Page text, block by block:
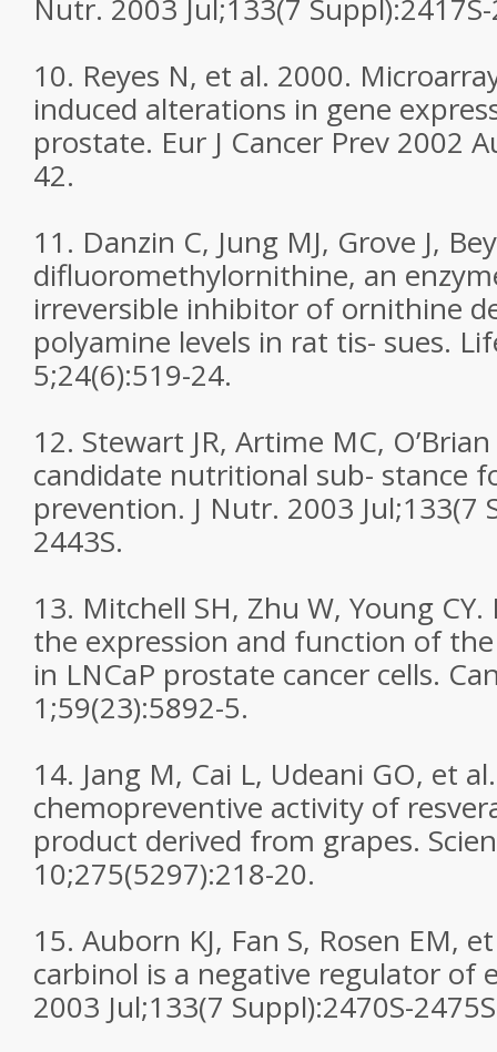
Nutr. 2003 Jul;133(7
10. Reyes N, et al. 2000.
induced alterations in gene
prostate. Eur J Cancer Prev 2002
42.
11. Danzin C, Jung MJ, Grove J,
difluoromethylornithine, an
irreversible inhibitor of ornithine
polyamine levels in rat tis- sues.
5;24(6):519-24.
12. Stewart JR, Artime MC,
candidate nutritional sub- stance
prevention. J Nutr. 2003 Jul;133(7
2443S.
13. Mitchell SH, Zhu W, Young
the expression and function of
in LNCaP prostate cancer cells.
1;59(23):5892-5.
14. Jang M, Cai L, Udeani GO, et
chemopreventive activity of
product derived from grapes.
10;275(5297):218-20.
15. Auborn KJ, Fan S, Rosen EM,
carbinol is a negative regulator of
2003 Jul;133(7 Suppl):2470S-